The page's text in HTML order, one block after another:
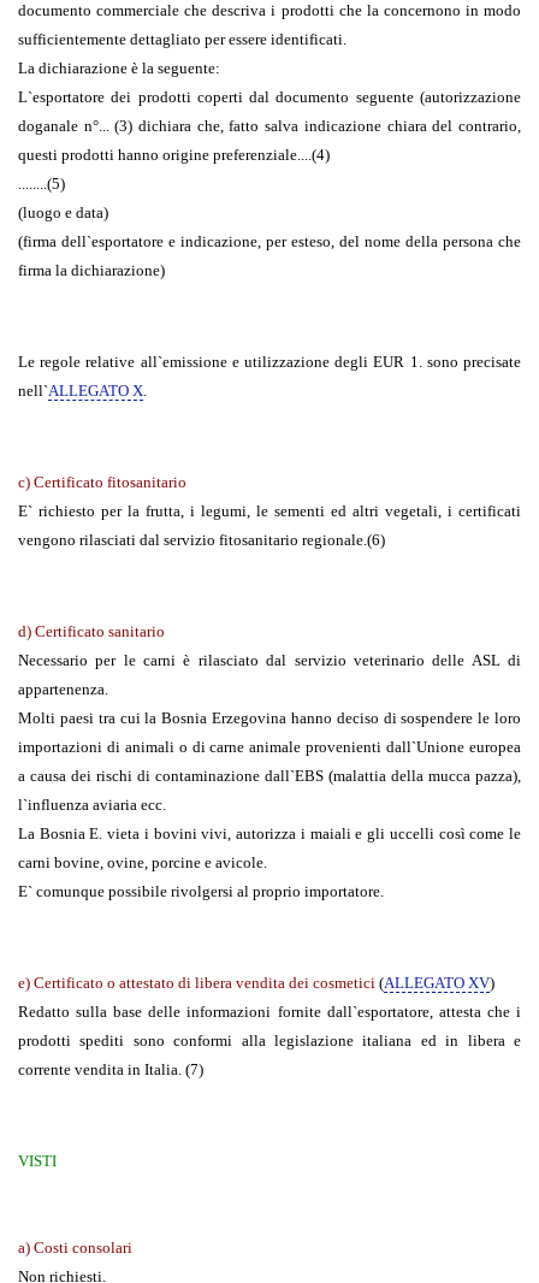
documento commerciale che descriva i prodotti che la concernono in modo
sufficientemente dettagliato per essere identificati.
La dichiarazione è la seguente:
L`esportatore dei prodotti coperti dal documento seguente (autorizzazione
doganale n°... (3) dichiara che, fatto salva indicazione chiara del contrario,
questi prodotti hanno origine preferenziale....(4)
........(5)
(luogo e data)
(firma dell`esportatore e indicazione, per esteso, del nome della persona che
firma la dichiarazione)
Le regole relative all`emissione e utilizzazione degli EUR 1. sono precisate
nell`ALLEGATO X.
c) Certificato fitosanitario
E` richiesto per la frutta, i legumi, le sementi ed altri vegetali, i certificati
vengono rilasciati dal servizio fitosanitario regionale.(6)
d) Certificato sanitario
Necessario per le carni è rilasciato dal servizio veterinario delle ASL di
appartenenza.
Molti paesi tra cui la Bosnia Erzegovina hanno deciso di sospendere le loro
importazioni di animali o di carne animale provenienti dall`Unione europea
a causa dei rischi di contaminazione dall`EBS (malattia della mucca pazza),
l`influenza aviaria ecc.
La Bosnia E. vieta i bovini vivi, autorizza i maiali e gli uccelli così come le
carni bovine, ovine, porcine e avicole.
E` comunque possibile rivolgersi al proprio importatore.
e) Certificato o attestato di libera vendita dei cosmetici (ALLEGATO XV)
Redatto sulla base delle informazioni fornite dall`esportatore, attesta che i
prodotti spediti sono conformi alla legislazione italiana ed in libera e
corrente vendita in Italia. (7)
VISTI
a) Costi consolari
Non richiesti.